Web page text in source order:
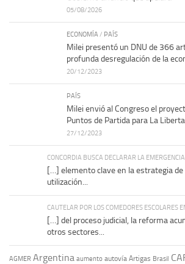
05/08/2026
ECONOMÍA / PAÍS
Milei presentó un DNU de 366
profunda desregulación de la
20/12/2023
PAÍS
Milei envió al Congreso el
Puntos de Partida para La
27/12/2023
CONCORDIA BUSCA DECLARAR LA
[…] elemento clave en la estrategia
utilización...
CAUTELAR POR LOS COMEDORES ESCOLARES
[…] del proceso judicial, la reforma
otros sectores...
AGMER Argentina aumento autovía Artigas Brasil